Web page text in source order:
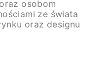
osobom
ze świata
oraz designu